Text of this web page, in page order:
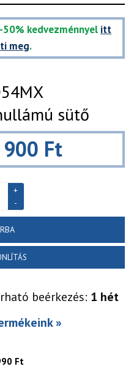
kedvezménnyel itt
meg.
sütő
Ft
beérkezés: 1 hét
»
Ft